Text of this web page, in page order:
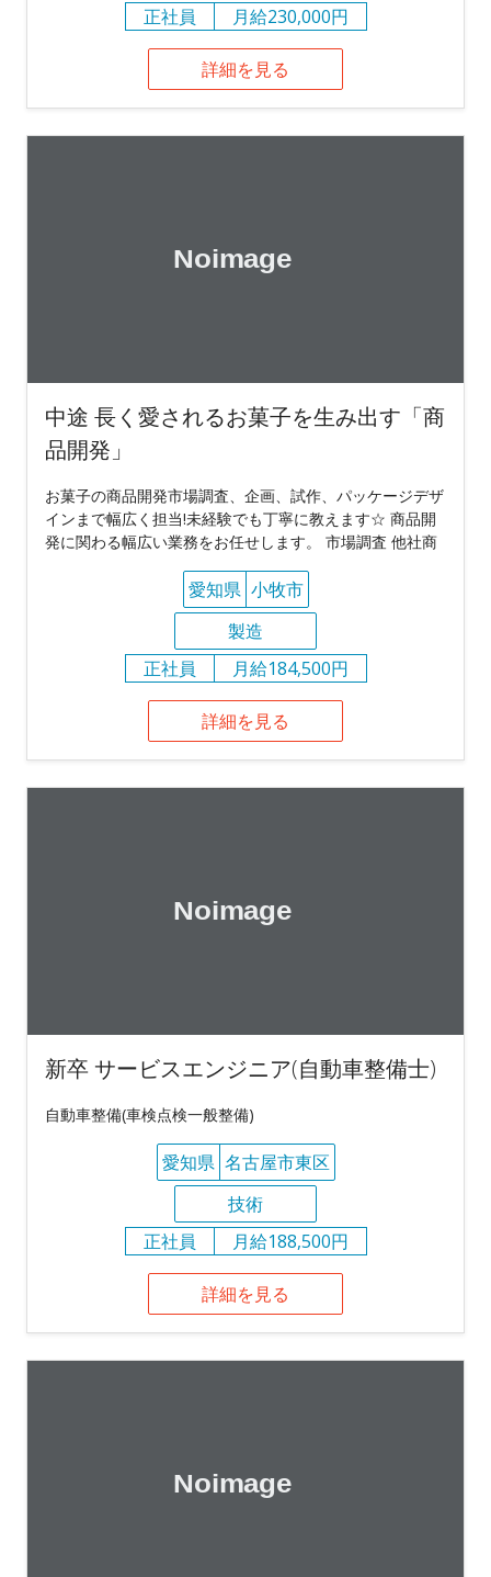
正社員 月給230,000円
詳細を見る
中途 長く愛されるお菓子を生み出す「商
品開発」
お菓子の商品開発市場調査、企画、試作、パッケージデザ
インまで幅広く担当!未経験でも丁寧に教えます☆ 商品開
発に関わる幅広い業務をお任せします。 市場調査 他社商
愛知県 小牧市
製造
正社員
月給184,500円
詳細を見る
新卒 サービスエンジニア(自動車整備士)
自動車整備(車検点検一般整備)
愛知県 名古屋市東区
技術
正社員
月給188,500円
詳細を見る